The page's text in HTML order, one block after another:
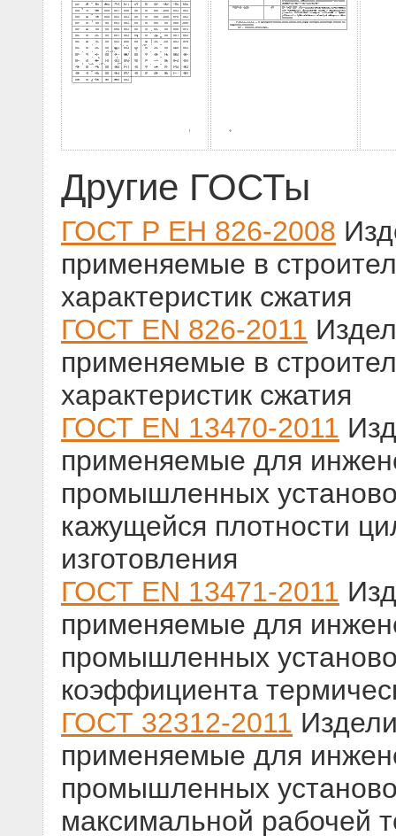
Другие ГОСТы
ГОСТ Р ЕН 826-2008
применяемые в
характеристик сжатия
ГОСТ EN 826-2011
применяемые в
характеристик сжатия
ГОСТ EN 13470-2011
применяемые для
промышленных
кажущейся плотности
изготовления
ГОСТ EN 13471-2011
применяемые для
промышленных
коэффициента
ГОСТ 32312-2011
применяемые для
промышленных
максимальной рабочей